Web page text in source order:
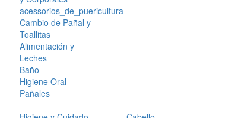
acessorios_de_puericultura
Cambio de Pañal y
Toallitas
Alimentación y
Leches
Baño
Higiene Oral
Pañales